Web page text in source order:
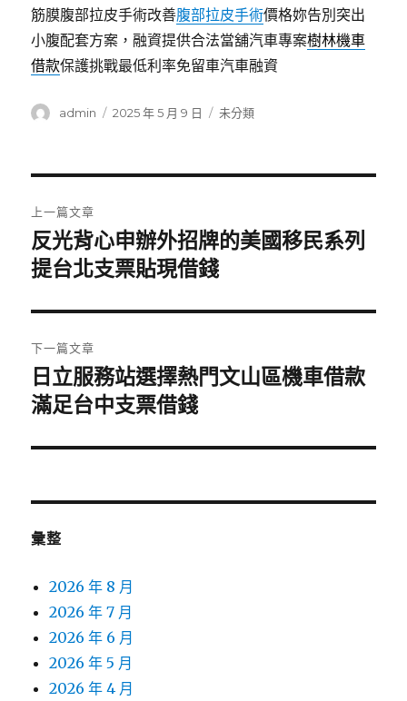
筋膜腹部拉皮手術改善腹部拉皮手術價格妳告別突出
小腹配套方案，融資提供合法當舖汽車專案樹林機車
借款保護挑戰最低利率免留車汽車融資
作
admin
發
2025 年 5 月 9 日
分
未分類
章
導
覽
上一篇文章
上
一
文
章:
反光背心申辦外招牌的美國移民系列
提台北支票貼現借錢
下一篇文章
下
一
文
日立服務站選擇熱門文山區機車借款
滿足台中支票借錢
彙整
2026 年 8 月
2026 年 7 月
2026 年 6 月
2026 年 5 月
2026 年 4 月